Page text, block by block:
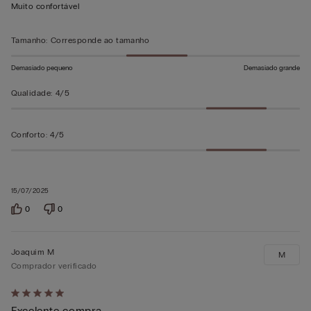
15/07/2025
Muito confortável
Tamanho: Corresponde ao tamanho
Demasiado pequeno Demasiado grande
Qualidade: 4/5
Conforto: 4/5
0 0
Atribuiu
Joaquim M
Comprador verificado
M